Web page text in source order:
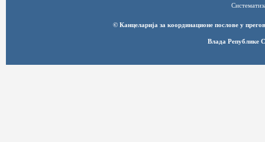
© Канцеларија за координационе послове у
Влада Републике